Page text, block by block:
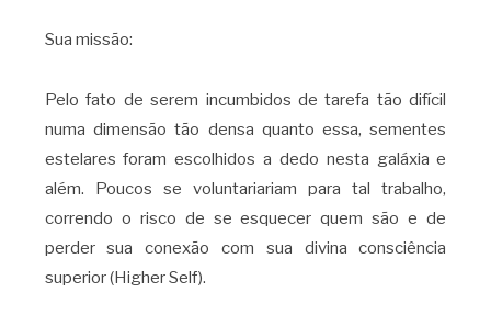
Sua missão:
Pelo fato de serem incumbidos de tarefa tão difícil
numa dimensão tão densa quanto essa, sementes
estelares foram escolhidos a dedo nesta galáxia e
além. Poucos se voluntariariam para tal trabalho,
correndo o risco de se esquecer quem são e de
perder sua conexão com sua divina consciência
superior (Higher Self).